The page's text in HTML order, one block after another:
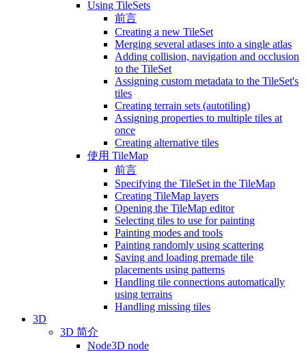
Using TileSets
前言
Creating a new TileSet
Merging several atlases into a single atlas
Adding collision, navigation and occlusion
to the TileSet
Assigning custom metadata to the TileSet's
tiles
Creating terrain sets (autotiling)
Assigning properties to multiple tiles at
once
Creating alternative tiles
使用 TileMap
前言
Specifying the TileSet in the TileMap
Creating TileMap layers
Opening the TileMap editor
Selecting tiles to use for painting
Painting modes and tools
Painting randomly using scattering
Saving and loading premade tile
placements using patterns
Handling tile connections automatically
using terrains
Handling missing tiles
3D
3D 简介
Node3D node